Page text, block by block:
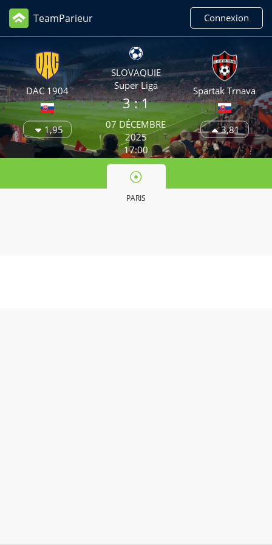
TeamParieur Connexion
DAC 1904
1,95
SLOVAQUIE
Super Liga
3: 1
07 DÉCEMBRE
2025
17:00
Spartak Trnava
3,81
PARIS